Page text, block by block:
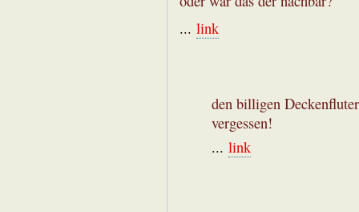
... link
den billigen
vergessen!
... link